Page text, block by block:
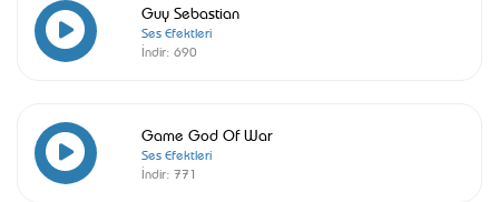
Guy Sebastian
Ses Efektleri
İndir: 690
Game God Of War
Ses Efektleri
İndir: 771